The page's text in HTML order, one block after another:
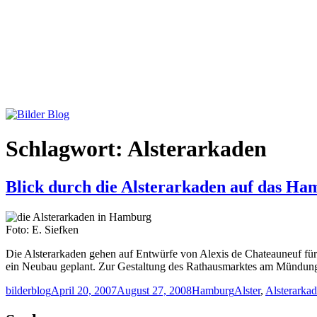
Schlagwort: Alsterarkaden
Blick durch die Alsterarkaden auf das
Foto: E. Siefken
Die Alsterarkaden gehen auf Entwürfe von Alexis de Chateauneuf
ein Neubau geplant. Zur Gestaltung des Rathausmarktes am
Autor
bilderblogVeröffentlicht
April 20, 2007August 27, 2008Kategorien
HamburgSchlagwörter
Alster,